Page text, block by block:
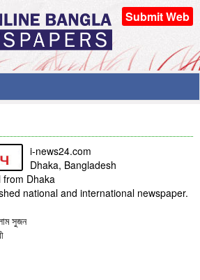
Submit Web
i-news24.com
Dhaka, Bangladesh
from Dhaka
national and international newspaper.
সুজন